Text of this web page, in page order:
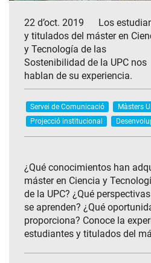
22 d’oct. 2019
Los
y titulados del máster en
y Tecnología de las
Sostenibilidad de la UPC nos
hablan de su experiencia.
Servei de Comunicació Màsters
Projecció institucional
¿Qué conocimientos han
máster en Ciencia y
de la UPC? ¿Qué
se aprenden? ¿Qué
proporciona? Conoce la
estudiantes y titulados del